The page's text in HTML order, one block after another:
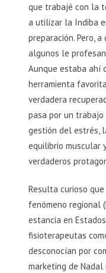
que trabajé con la
a utilizar la Indiba
preparación. Pero,
algunos le
Aunque estaba ahí
herramienta
verdadera
pasa por un
gestión del estrés,
equilibrio muscular
verdaderos
Resulta curioso
fenómeno regional
estancia en
fisioterapeutas
desconocían por
marketing de